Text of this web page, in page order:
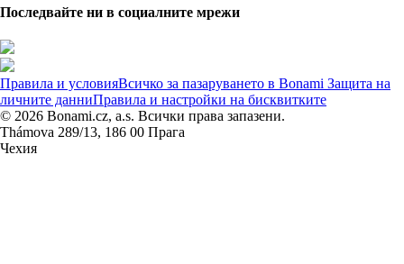
Последвайте ни в социалните мрежи
Правила и условияВсичко за пазаруването в Bonami Защита на
личните данниПравила и настройки на бисквитките
© 2026 Bonami.cz, a.s. Всички права запазени.
Thámova 289/13, 186 00 Прага
Чехия